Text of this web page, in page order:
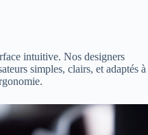
intuitive. Nos designers
simples, clairs, et adaptés à